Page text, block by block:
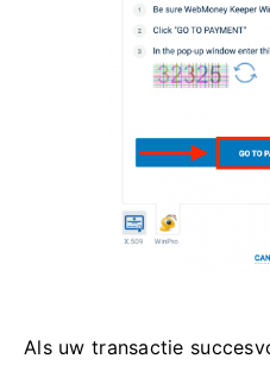
Als uw transactie